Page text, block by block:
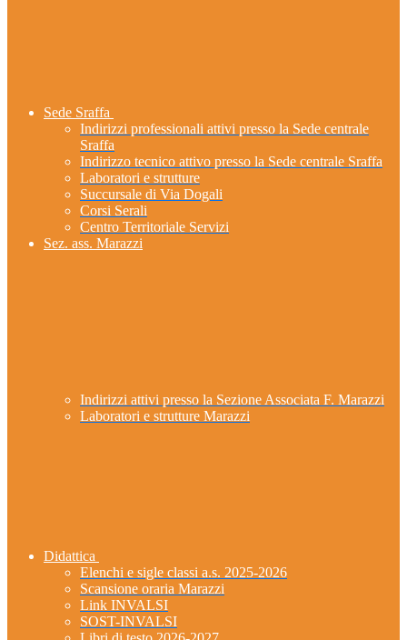
Sede Sraffa
Indirizzi professionali attivi presso la Sede centrale
Sraffa
Indirizzo tecnico attivo presso la Sede centrale Sraffa
Laboratori e strutture
Succursale di Via Dogali
Corsi Serali
Centro Territoriale Servizi
Sez. ass. Marazzi
Indirizzi attivi presso la Sezione Associata F. Marazzi
Laboratori e strutture Marazzi
Didattica
Elenchi e sigle classi a.s. 2025-2026
Scansione oraria Marazzi
Link INVALSI
SOST-INVALSI